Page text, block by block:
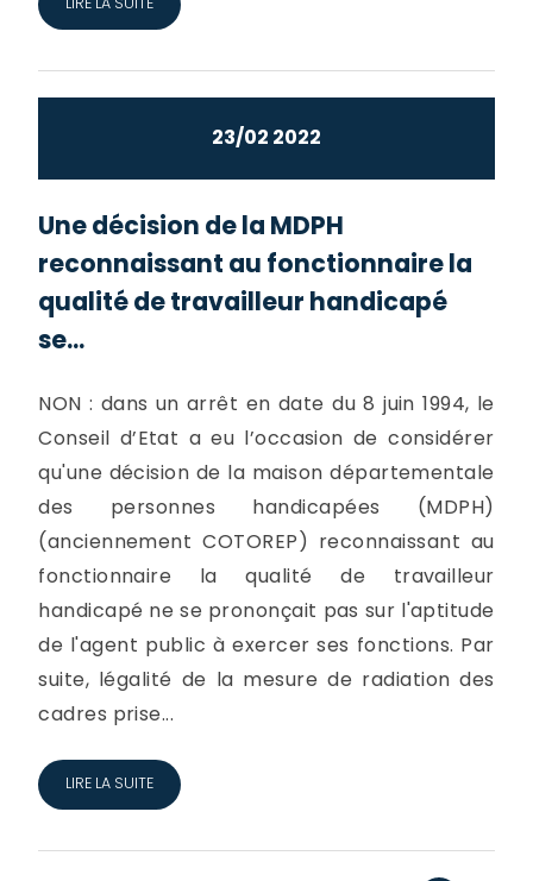
23/02 2022
Une décision de la MDPH
reconnaissant au fonctionnaire la
qualité de travailleur handicapé
se...
NON : dans un arrêt en date du 8 juin 1994, le
Conseil d’Etat a eu l’occasion de considérer
qu'une décision de la maison départementale
des personnes handicapées (MDPH)
(anciennement COTOREP) reconnaissant au
fonctionnaire la qualité de travailleur
handicapé ne se prononçait pas sur l'aptitude
de l'agent public à exercer ses fonctions. Par
suite, légalité de la mesure de radiation des
cadres prise...
LIRE LA SUITE